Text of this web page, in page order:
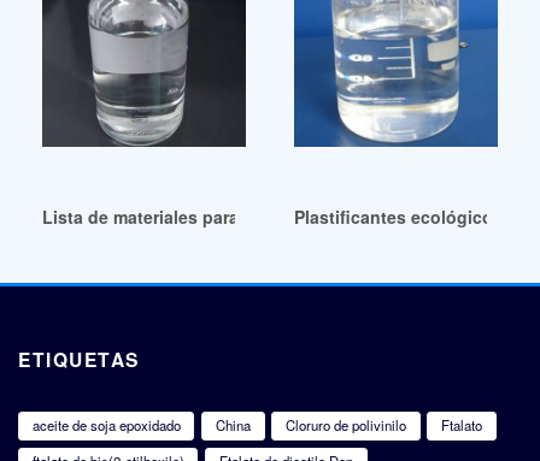
Lista de materiales para neumáticos remanufacturados de
Plastificantes ecológicos de
ETIQUETAS
aceite de soja epoxidado China Cloruro de polivinilo
Ftalato